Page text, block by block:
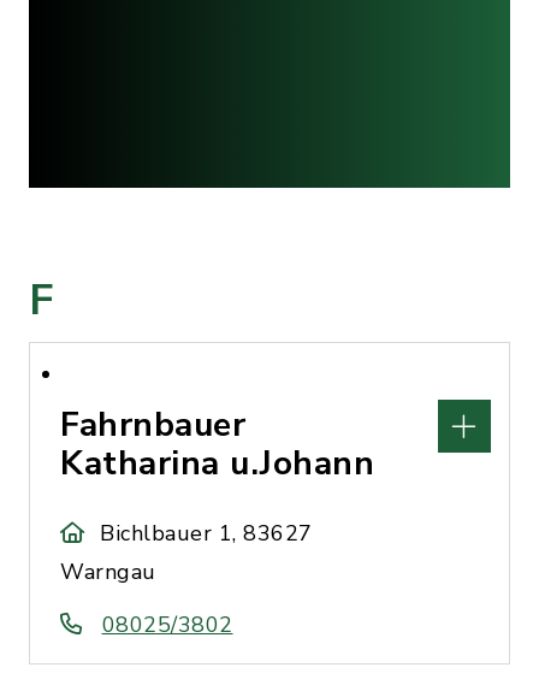
F
Fahrnbauer
Katharina u.Johann
Bichlbauer 1, 83627
Warngau
08025/3802